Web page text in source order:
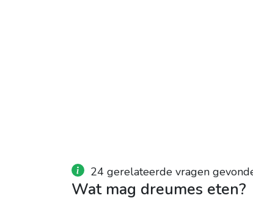
24 gerelateerde vragen
Wat mag dreumes eten?